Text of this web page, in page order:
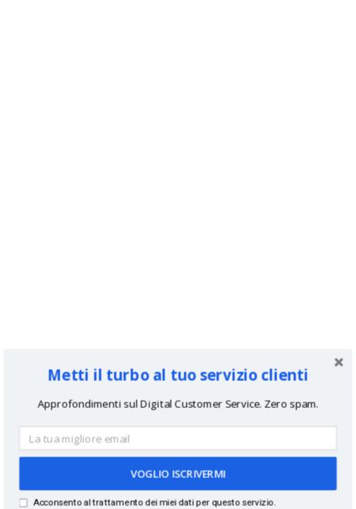
Metti il turbo al tuo servizio clienti
Approfondimenti sul Digital Customer Service. Zero spam.
VOGLIO ISCRIVERMI
Acconsento al trattamento dei miei dati per questo servizio.